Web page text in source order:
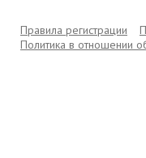
Правила регистрации
Политика в отношении